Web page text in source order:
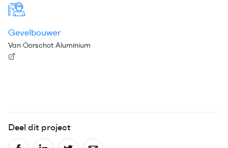
Gevelbouwer
Van Oorschot Aluminium
Deel dit project